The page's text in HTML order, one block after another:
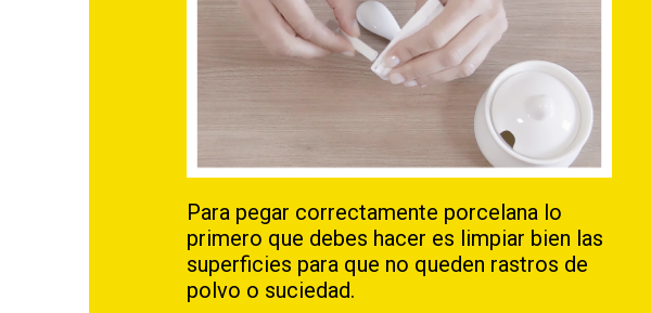
Para pegar correctamente porcelana lo
primero que debes hacer es limpiar bien las
superficies para que no queden rastros de
polvo o suciedad.